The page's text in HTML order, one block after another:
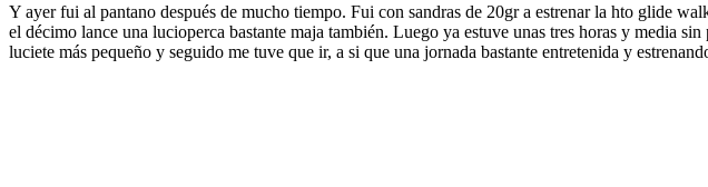
Y ayer fui al pantano después de mucho tiempo. Fui con sandras de 20gr a estrenar la hto glide
el décimo lance una lucioperca bastante maja también. Luego ya estuve unas tres horas y media
luciete más pequeño y seguido me tuve que ir, a si que una jornada bastante entretenida y